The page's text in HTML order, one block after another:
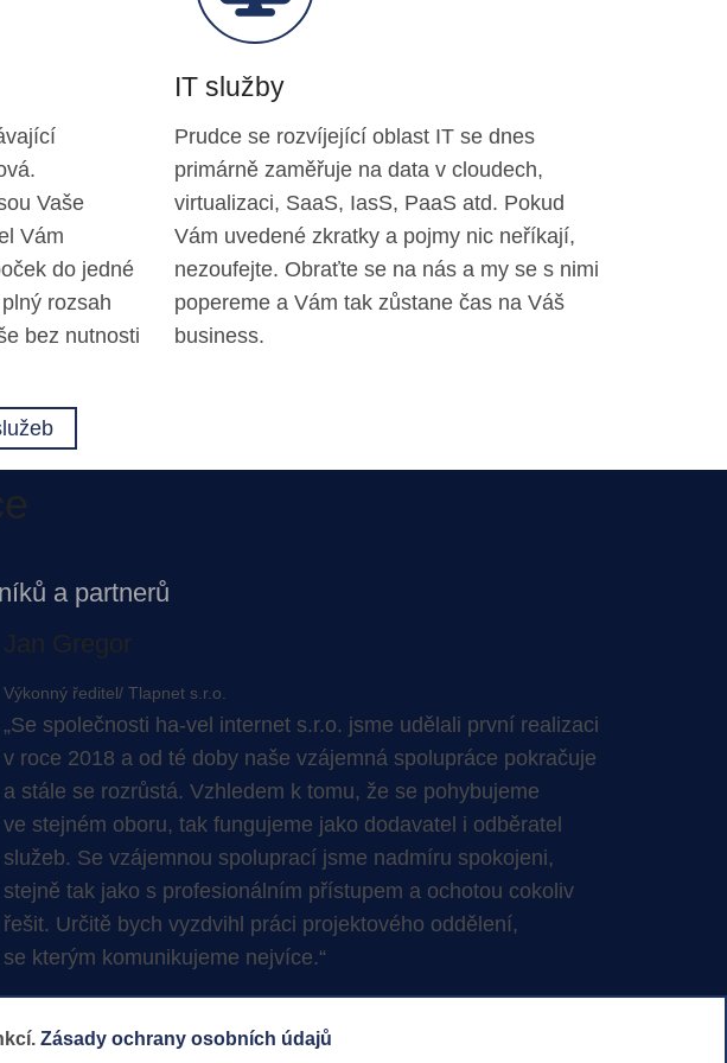
Vaše
Vám
do jedné
rozsah
bez nutnosti
IT služby
Prudce se rozvíjející oblast IT se dnes
primárně zaměřuje na data v cloudech,
virtualizaci, SaaS, IasS, PaaS atd. Pokud
Vám uvedené zkratky a pojmy nic neříkají,
nezoufejte. Obraťte se na nás a my se s nimi
popereme a Vám tak zůstane čas na Váš
business.
a partnerů
Jan Gregor
Výkonný ředitel/ Tlapnet s.r.o.
Se společnosti ha-vel internet s.r.o. jsme udělali první realizaci
v roce 2018 a od té doby naše vzájemná spolupráce pokračuje
a stále se rozrůstá. Vzhledem k tomu, že se pohybujeme
ve stejném oboru, tak fungujeme jako dodavatel i odběratel
služeb. Se vzájemnou spoluprací jsme nadmíru spokojeni,
stejně tak jako s profesionálním přístupem a ochotou cokoliv
řešit. Určitě bych vyzdvihl práci projektového oddělení,
se kterým komunikujeme nejvíce.
Zásady ochrany osobních údajů